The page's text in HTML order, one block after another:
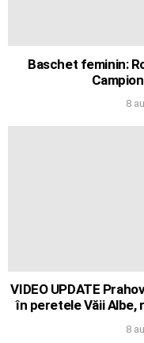
Baschet feminin:
8
VIDEO UPDATE
în peretele Văii Albe,
8